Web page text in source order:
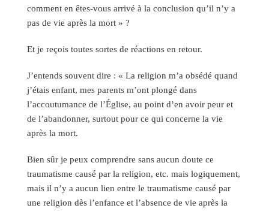
comment en êtes-vous arrivé à la conclusion qu’il n’y a
pas de vie après la mort » ?
Et je reçois toutes sortes de réactions en retour.
J’entends souvent dire : « La religion m’a obsédé quand
j’étais enfant, mes parents m’ont plongé dans
l’accoutumance de l’Église, au point d’en avoir peur et
de l’abandonner, surtout pour ce qui concerne la vie
après la mort.
Bien sûr je peux comprendre sans aucun doute ce
traumatisme causé par la religion, etc. mais logiquement,
mais il n’y a aucun lien entre le traumatisme causé par
une religion dès l’enfance et l’absence de vie après la